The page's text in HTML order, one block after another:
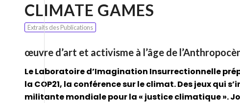
CLIMATE GAMES
Extraits des Publications
œuvre d’art et activisme à l’âge de
Le Laboratoire d’Imagination Insurrectionnelle
la COP21, la conférence sur le climat. Des jeux qui
militante mondiale pour la « justice climatique ».